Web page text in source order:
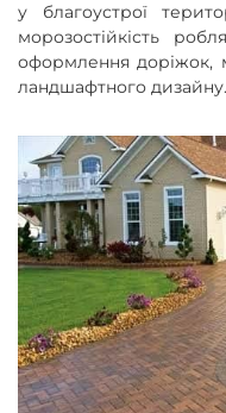
у благоустрої
морозостійкість
оформлення доріжок,
ландшафтного дизайну.